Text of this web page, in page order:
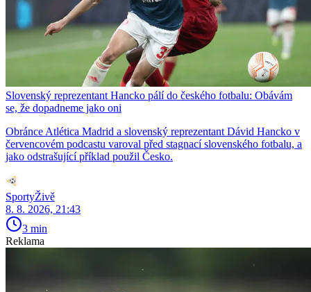
Slovenský reprezentant Hancko pálí do českého fotbalu: Obávám
se, že dopadneme jako oni
Obránce Atlética Madrid a slovenský reprezentant Dávid Hancko v
červencovém podcastu varoval před stagnací slovenského fotbalu, a
jako odstrašující příklad použil Česko.
SportyŽivě
8. 8. 2026, 21:43
3 min
Reklama